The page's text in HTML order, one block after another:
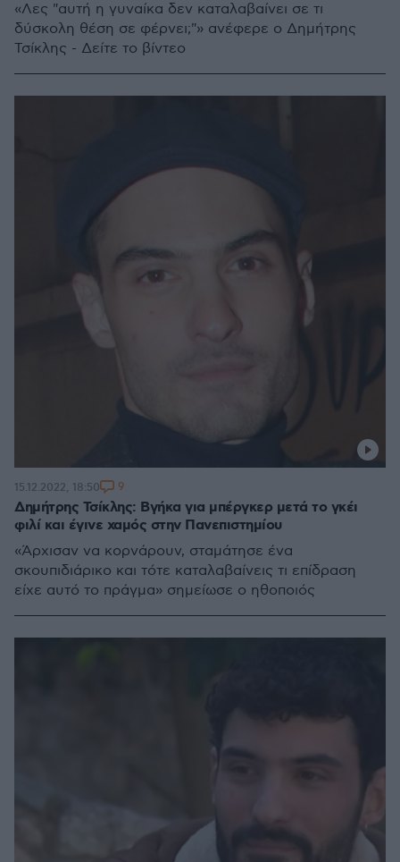
«Λες "αυτή η γυναίκα δεν καταλαβαίνει σε τι
δύσκολη θέση σε φέρνει;"» ανέφερε ο Δημήτρης
Τσίκλης - Δείτε το βίντεο
Δημήτρης Τσίκλης: Βγήκα για μπέργκερ μετά το γκέι
φιλί και έγινε χαμός στην Πανεπιστημίου
«Άρχισαν να κορνάρουν, σταμάτησε ένα
σκουπιδιάρικο και τότε καταλαβαίνεις τι επίδραση
είχε αυτό το πράγμα» σημείωσε ο ηθοποιός
15.12.2022, 18:50 9